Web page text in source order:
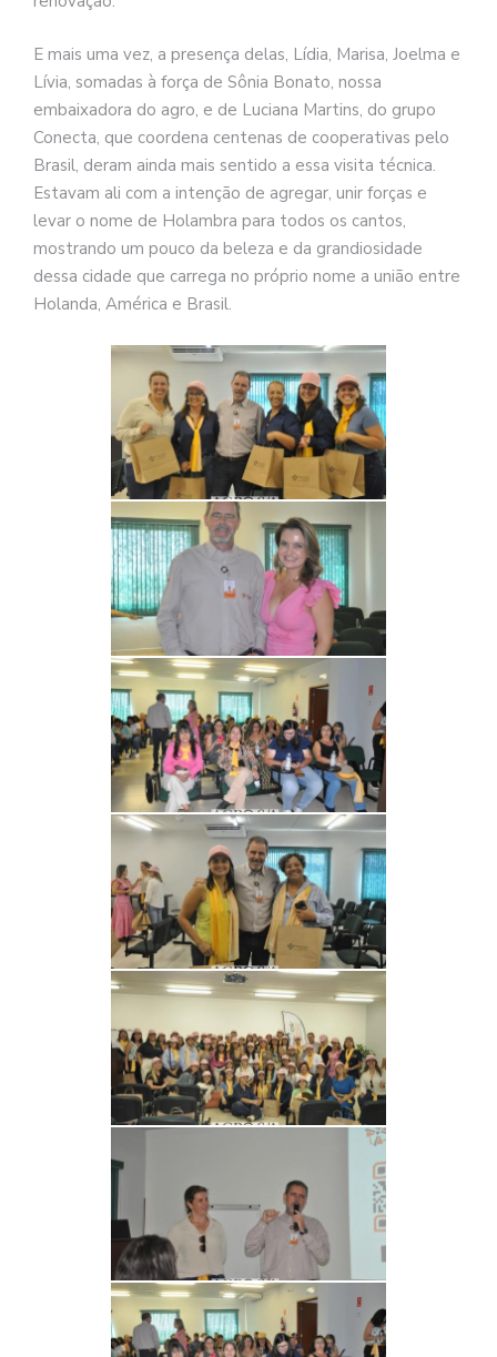
E mais uma vez, a presença delas, Lídia, Marisa, Joelma e
Lívia, somadas à força de Sônia Bonato, nossa
embaixadora do agro, e de Luciana Martins, do grupo
Conecta, que coordena centenas de cooperativas pelo
Brasil, deram ainda mais sentido a essa visita técnica.
Estavam ali com a intenção de agregar, unir forças e
levar o nome de Holambra para todos os cantos,
mostrando um pouco da beleza e da grandiosidade
dessa cidade que carrega no próprio nome a união entre
Holanda, América e Brasil.